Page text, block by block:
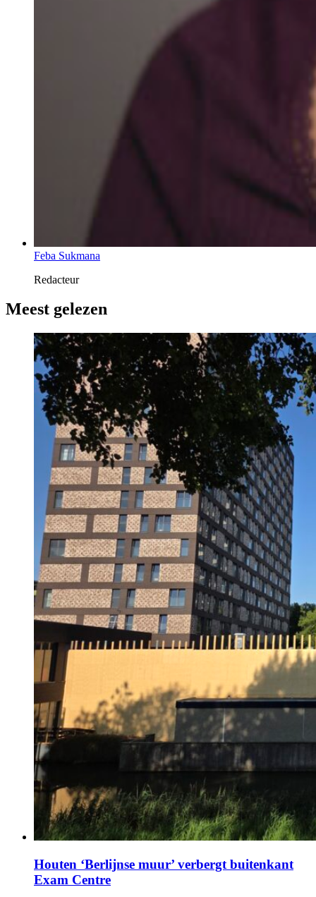
Feba Sukmana
Redacteur
Meest gelezen
Houten ‘Berlijnse muur’ verbergt buitenkant
Exam Centre